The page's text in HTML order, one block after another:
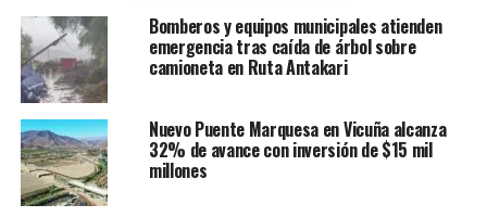
Bomberos y equipos municipales atienden
emergencia tras caída de árbol sobre
camioneta en Ruta Antakari
Nuevo Puente Marquesa en Vicuña alcanza
32% de avance con inversión de $15 mil
millones